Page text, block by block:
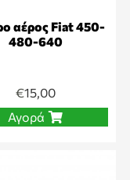
αέρος Fiat 450-
480-640
€15,00
Αγορά